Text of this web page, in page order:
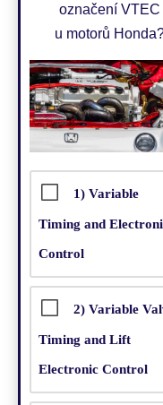
označení VTEC
u motorů
1) Variable
Timing and
Control
2) Variable
Timing and Lift
Electronic Control